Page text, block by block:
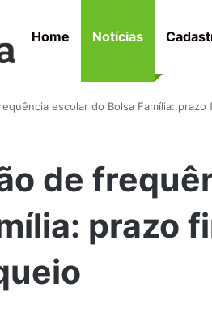
Home Notícias
escolar do Bolsa Família:
de
prazo